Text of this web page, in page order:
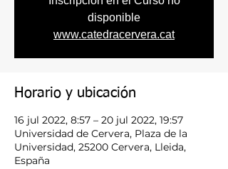
disponible
www.catedracervera.cat
Horario y ubicación
16 jul 2022, 8:57 – 20 jul 2022, 19:57
Universidad de Cervera, Plaza de la
Universidad, 25200 Cervera, Lleida,
España